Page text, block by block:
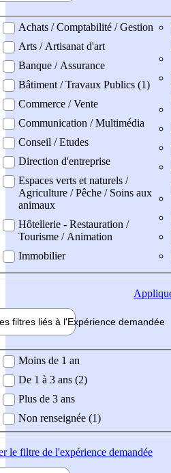
professionel
Achats / Comptabilité / Gestion
Arts / Artisanat d'art
Banque / Assurance
Bâtiment / Travaux Publics (1)
Commerce / Vente
Communication / Multimédia
Conseil / Etudes
Direction d'entreprise
Espaces verts et naturels /
Agriculture / Pêche / Soins aux
animaux
Hôtellerie - Restauration /
Tourisme / Animation
Immobilier
filtres liés à l'Expérience demandée
demandée
Moins de 1 an
De 1 à 3 ans (2)
Plus de 3 ans
Non renseignée (1)
le filtre de l'expérience demandée